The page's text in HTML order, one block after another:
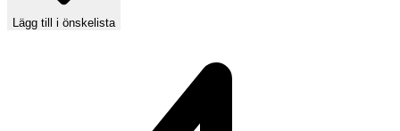
Lägg till i önskelista